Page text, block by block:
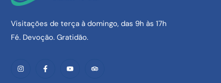
Visitações de terça à domingo, das 9h às 17h
Fé. Devoção. Gratidão.